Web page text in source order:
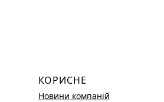
КОРИСНЕ
Новини компаній